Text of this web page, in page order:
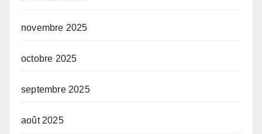
novembre 2025
octobre 2025
septembre 2025
août 2025